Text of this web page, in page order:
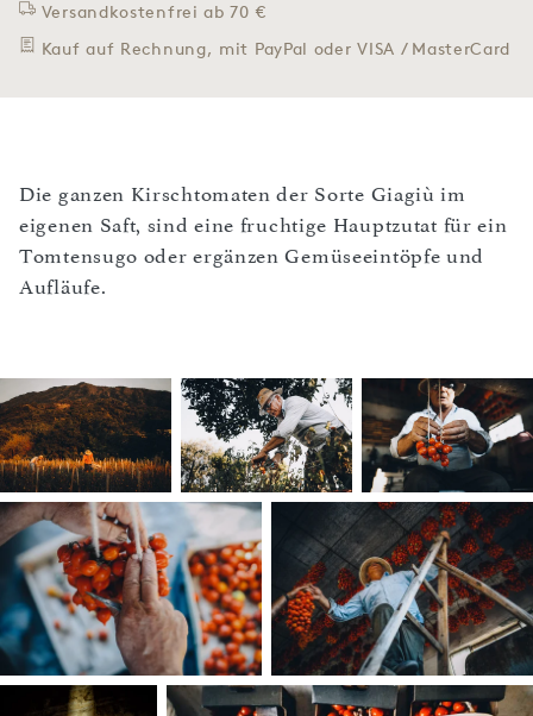
Versandkostenfrei ab 70 €
Kauf auf Rechnung, mit PayPal oder VISA / MasterCard
Die ganzen Kirschtomaten der Sorte Giagiù im
eigenen Saft, sind eine fruchtige Hauptzutat für ein
Tomtensugo oder ergänzen Gemüseeintöpfe und
Aufläufe.